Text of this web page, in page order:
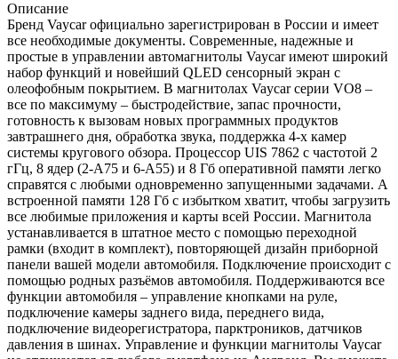
Описание
Бренд Vaycar официально зарегистрирован в России и имеет
все необходимые документы. Современные, надежные и
простые в управлении автомагнитолы Vaycar имеют широкий
набор функций и новейший QLED сенсорный экран с
олеофобным покрытием. В магнитолах Vaycar серии VО8 –
все по максимуму – быстродействие, запас прочности,
готовность к вызовам новых программных продуктов
завтрашнего дня, обработка звука, поддержка 4-х камер
системы кругового обзора. Процессор UIS 7862 с частотой 2
гГц, 8 ядер (2-А75 и 6-А55) и 8 Гб оперативной памяти легко
справятся с любыми одновременно запущенными задачами. А
встроенной памяти 128 Гб с избытком хватит, чтобы загрузить
все любимые приложения и карты всей России. Магнитола
устанавливается в штатное место с помощью переходной
рамки (входит в комплект), повторяющей дизайн приборной
панели вашей модели автомобиля. Подключение происходит с
помощью родных разъёмов автомобиля. Поддерживаются все
функции автомобиля – управление кнопками на руле,
подключение камеры заднего вида, переднего вида,
подключение видеорегистратора, парктроников, датчиков
давления в шинах. Управление и функции магнитолы Vaycar